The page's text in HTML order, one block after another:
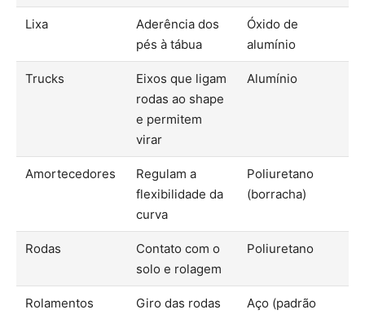
Lixa
Aderência dos
pés à tábua
Óxido de
alumínio
Trucks
Eixos que ligam
rodas ao shape
e permitem
virar
Alumínio
Amortecedores
Regulam a
flexibilidade da
curva
Poliuretano
(borracha)
Rodas
Contato com o
solo e rolagem
Poliuretano
Rolamentos
Giro das rodas
Aço (padrão